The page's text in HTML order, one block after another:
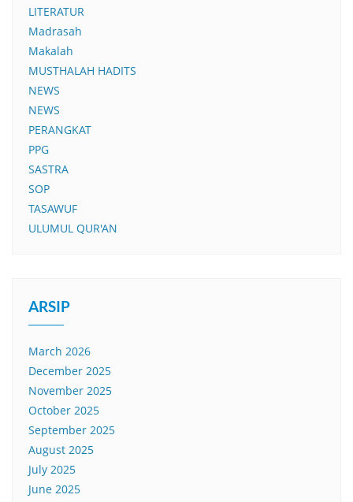
LITERATUR
Madrasah
Makalah
MUSTHALAH HADITS
NEWS
NEWS
PERANGKAT
PPG
SASTRA
SOP
TASAWUF
ULUMUL QUR'AN
ARSIP
March 2026
December 2025
November 2025
October 2025
September 2025
August 2025
July 2025
June 2025